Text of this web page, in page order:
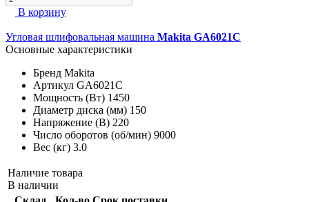
В корзину
Угловая шлифовальная машина Makita GA6021C
Основные характеристики
Бренд Makita
Артикул GA6021C
Мощность (Вт) 1450
Диаметр диска (мм) 150
Напряжение (В) 220
Число оборотов (об/мин) 9000
Вес (кг) 3.0
Наличие товара
В наличии